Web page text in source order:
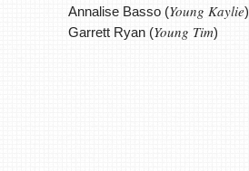
Annalise Basso (Young Kaylie)
Garrett Ryan (Young Tim)